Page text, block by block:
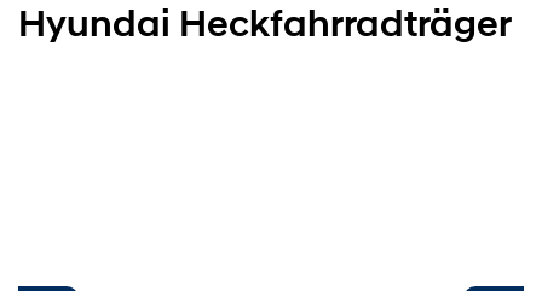
Hyundai Heckfahrradträger